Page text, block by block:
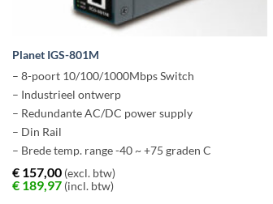
Planet IGS-801M
– 8-poort 10/100/1000Mbps Switch
– Industrieel ontwerp
– Redundante AC/DC power supply
– Din Rail
– Brede temp. range -40 ~ +75 graden C
€157,00(excl. btw)
€189,97(incl. btw)